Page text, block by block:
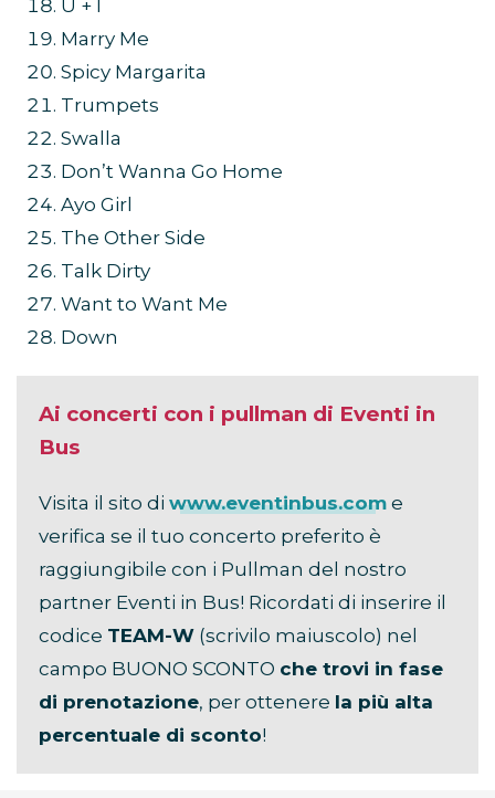
U + I
Marry Me
Spicy Margarita
Trumpets
Swalla
Don’t Wanna Go Home
Ayo Girl
The Other Side
Talk Dirty
Want to Want Me
Down
Ai concerti con i pullman di Eventi in
Bus
Visita il sito di www.eventinbus.com e
verifica se il tuo concerto preferito è
raggiungibile con i Pullman del nostro
partner Eventi in Bus! Ricordati di inserire il
codice TEAM-W (scrivilo maiuscolo) nel
campo BUONO SCONTO che trovi in fase
di prenotazione, per ottenere la più alta
percentuale di sconto!